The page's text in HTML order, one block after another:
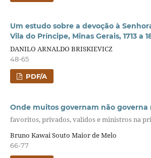
Um estudo sobre a devoção à
Vila do Príncipe, Minas Gerais, 1713 a
DANILO ARNALDO BRISKIEVICZ
48-65
PDF/A
Onde muitos governam não governa
favoritos, privados, validos e ministros na
Bruno Kawai Souto Maior de Melo
66-77